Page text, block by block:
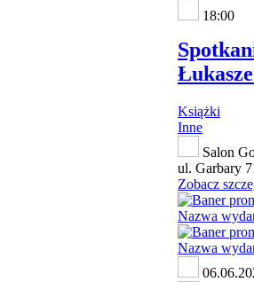
18:00
Książki
Inne
Salon
ul. Garbary
Zobacz